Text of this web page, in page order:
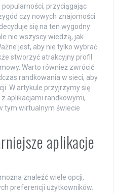
przyciągając
czy nowych znajomości.
się na ten wygodny
nie wszyscy wiedzą, jak
jest, aby nie tylko wybrać
stworzyć atrakcyjny profil
Warto również zwrócić
randkowania w sieci, aby
W artykule przyjrzymy się
aplikacjami randkowymi,
tym wirtualnym świecie
aplikacje
znaleźć wiele opcji,
preferencji użytkowników.